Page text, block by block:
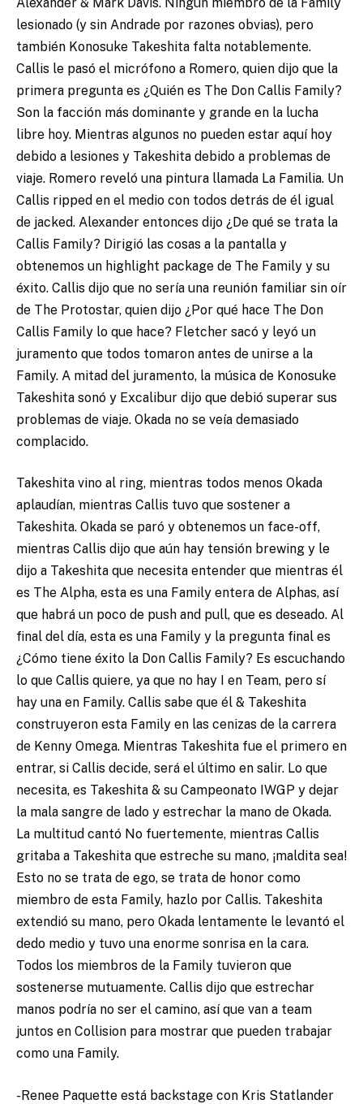
lesionado (y sin Andrade por razones obvias), pero
también Konosuke Takeshita falta notablemente.
Callis le pasó el micrófono a Romero, quien dijo que la
primera pregunta es ¿Quién es The Don Callis Family?
Son la facción más dominante y grande en la lucha
libre hoy. Mientras algunos no pueden estar aquí hoy
debido a lesiones y Takeshita debido a problemas de
viaje. Romero reveló una pintura llamada La Familia. Un
Callis ripped en el medio con todos detrás de él igual
de jacked. Alexander entonces dijo ¿De qué se trata la
Callis Family? Dirigió las cosas a la pantalla y
obtenemos un highlight package de The Family y su
éxito. Callis dijo que no sería una reunión familiar sin oír
de The Protostar, quien dijo ¿Por qué hace The Don
Callis Family lo que hace? Fletcher sacó y leyó un
juramento que todos tomaron antes de unirse a la
Family. A mitad del juramento, la música de Konosuke
Takeshita sonó y Excalibur dijo que debió superar sus
problemas de viaje. Okada no se veía demasiado
complacido.
Takeshita vino al ring, mientras todos menos Okada
aplaudían, mientras Callis tuvo que sostener a
Takeshita. Okada se paró y obtenemos un face-off,
mientras Callis dijo que aún hay tensión brewing y le
dijo a Takeshita que necesita entender que mientras él
es The Alpha, esta es una Family entera de Alphas, así
que habrá un poco de push and pull, que es deseado. Al
final del día, esta es una Family y la pregunta final es
¿Cómo tiene éxito la Don Callis Family? Es escuchando
lo que Callis quiere, ya que no hay I en Team, pero sí
hay una en Family. Callis sabe que él & Takeshita
construyeron esta Family en las cenizas de la carrera
de Kenny Omega. Mientras Takeshita fue el primero en
entrar, si Callis decide, será el último en salir. Lo que
necesita, es Takeshita & su Campeonato IWGP y dejar
la mala sangre de lado y estrechar la mano de Okada.
La multitud cantó No fuertemente, mientras Callis
gritaba a Takeshita que estreche su mano, ¡maldita sea!
Esto no se trata de ego, se trata de honor como
miembro de esta Family, hazlo por Callis. Takeshita
extendió su mano, pero Okada lentamente le levantó el
dedo medio y tuvo una enorme sonrisa en la cara.
Todos los miembros de la Family tuvieron que
sostenerse mutuamente. Callis dijo que estrechar
manos podría no ser el camino, así que van a team
juntos en Collision para mostrar que pueden trabajar
como una Family.
-Renee Paquette está backstage con Kris Statlander